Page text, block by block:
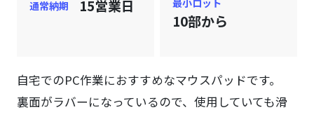
通常納期 15営業日 最小ロット
10部から
自宅でのPC作業におすすめなマウスパッドです。
裏面がラバーになっているので、使用していても滑